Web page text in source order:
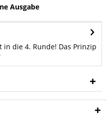
Ausgabe
die 4. Runde! Das Prinzip